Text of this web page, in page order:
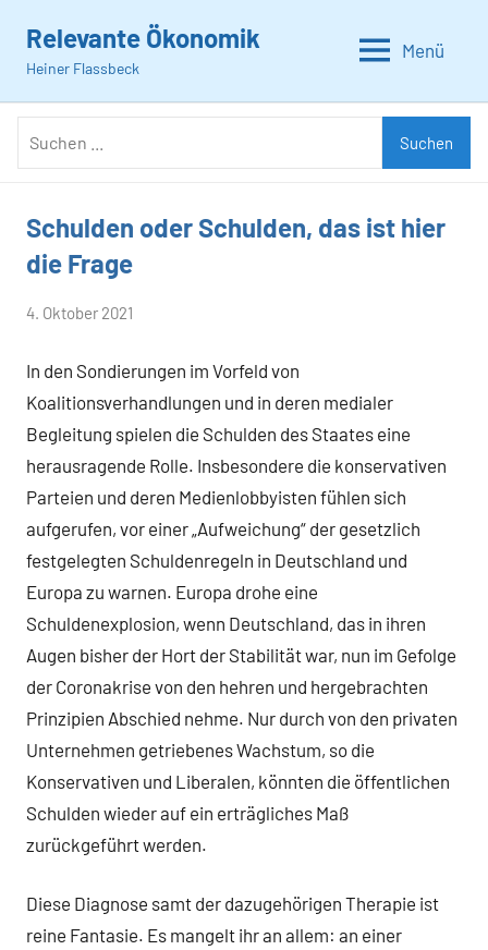
Inhalt
springen
Relevante Ökonomik
Heiner Flassbeck
Menü
Suchen
Allgemein
Schulden oder Schulden, das ist hier
die Frage
von
Flassbeck
4. Oktober 2021
In den Sondierungen im Vorfeld von
Koalitionsverhandlungen und in deren medialer
Begleitung spielen die Schulden des Staates eine
herausragende Rolle. Insbesondere die konservativen
Parteien und deren Medienlobbyisten fühlen sich
aufgerufen, vor einer „Aufweichung“ der gesetzlich
festgelegten Schuldenregeln in Deutschland und
Europa zu warnen. Europa drohe eine
Schuldenexplosion, wenn Deutschland, das in ihren
Augen bisher der Hort der Stabilität war, nun im Gefolge
der Coronakrise von den hehren und hergebrachten
Prinzipien Abschied nehme. Nur durch von den privaten
Unternehmen getriebenes Wachstum, so die
Konservativen und Liberalen, könnten die öffentlichen
Schulden wieder auf ein erträgliches Maß
zurückgeführt werden.
Diese Diagnose samt der dazugehörigen Therapie ist
reine Fantasie. Es mangelt ihr an allem: an einer